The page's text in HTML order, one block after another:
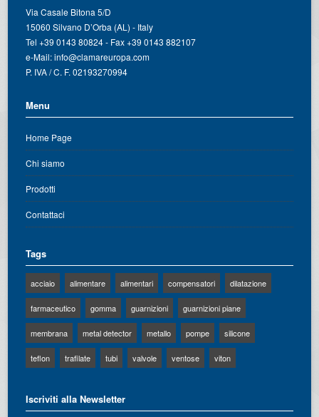
Via Casale Bitona 5/D
15060 Silvano D’Orba (AL) - Italy
Tel +39 0143 80824 - Fax +39 0143 882107
e-Mail:info@clamareuropa.com
P. IVA / C. F. 02193270994
Menu
Home Page
Chi siamo
Prodotti
Contattaci
Tags
acciaio alimentare alimentari compensatori dilatazione
farmaceutico gomma guarnizioni guarnizioni piane
membrana metal detector metallo pompe silicone
teflon trafilate tubi valvole ventose viton
Iscriviti alla Newsletter